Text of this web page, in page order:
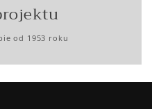
od 1953 roku